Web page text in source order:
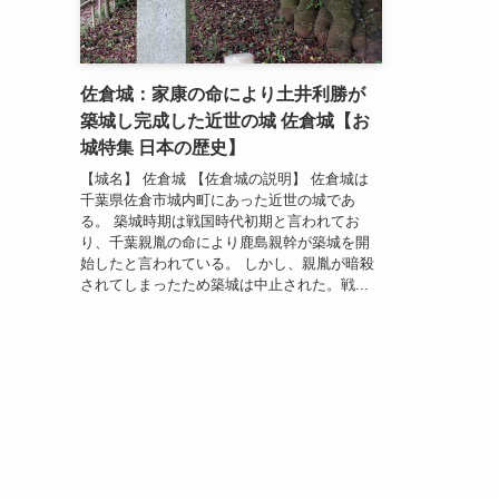
佐倉城：家康の命により土井利勝が
築城し完成した近世の城 佐倉城【お
城特集 日本の歴史】
【城名】 佐倉城 【佐倉城の説明】 佐倉城は
千葉県佐倉市城内町にあった近世の城であ
る。 築城時期は戦国時代初期と言われてお
り、千葉親胤の命により鹿島親幹が築城を開
始したと言われている。 しかし、親胤が暗殺
されてしまったため築城は中止された。戦...